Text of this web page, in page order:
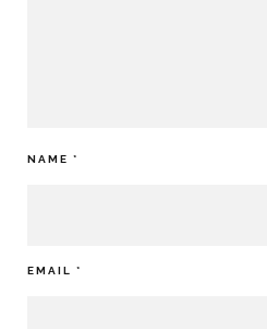
NAME *
EMAIL *